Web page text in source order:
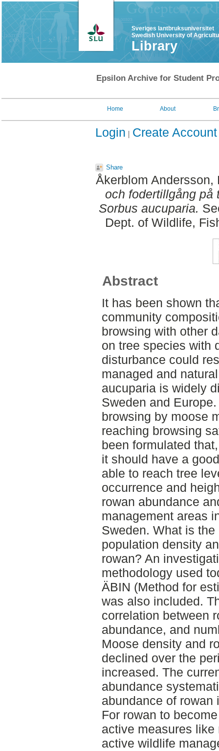
Sveriges lantbruksuniversitet
Swedish University of
Library
Epsilon Archive for Student
Home About
Login Create Account
Share
Åkerblom Andersson,
och fodertillgång på
Sorbus aucuparia.
Dept. of Wildlife,
Abstract
It has been shown
community
browsing with other
on tree species with
disturbance could
managed and
aucuparia is widely
Sweden and
browsing by moose
reaching browsing
been formulated
it should have a
able to reach tree
occurrence and
rowan abundance
management areas
Sweden. What is
population density
rowan? An
methodology used
ÄBIN (Method for
was also included.
correlation between
abundance, and
Moose density and
declined over the
increased. The
abundance
abundance of
For rowan to
active measures
active wildlife